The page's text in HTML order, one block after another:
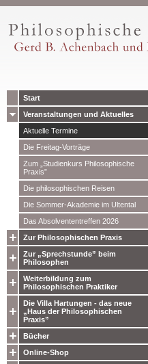
Start
Veranstaltungen und Aktuelles
Aktuelle Termine
Die Freitag-Vorträge
Zum „Studienkurs Philosophische
Praxis”
Die philosophischen Reisen
Die Sommer-Akademie im Ultental
Das Absolvententreffen 2026
Zur Philosophischen Praxis
Zur „Sprechstunde” beim
Philosophen
Weiterbildung zum
Philosophischen Praktiker
Die Villa Hartungen - das neue
„Haus der Philosophischen
Praxis”
Bücher
Online-Shop